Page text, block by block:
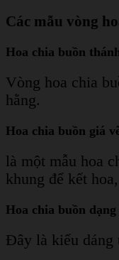
Các mẫu vòng
Hoa chia buồn
Vòng hoa chia
hằng.
Hoa chia buồn giá
là một mẫu hoa
khung để kết
Hoa chia buồn
Đây là kiểu dáng